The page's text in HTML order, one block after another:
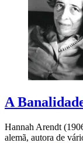
A
Hannah Arendt
alemã, autora de